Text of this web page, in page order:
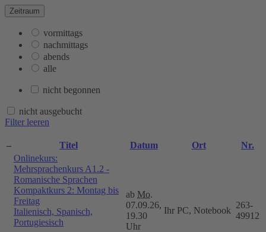
Zeitraum
vormittags
nachmittags
abends
alle
nicht begonnen
nicht ausgebucht
Filter leeren
– Titel Datum Ort
Nr.
Onlinekurs:
Mehrsprachenkurs A1.2 -
Romanische Sprachen
Kompaktkurs 2: Montag bis
Freitag
Italienisch, Spanisch,
Portugiesisch
ab Mo.
07.09.26,
19.30
Uhr
Ihr PC, Notebook
263-
49912